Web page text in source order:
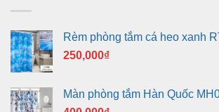
Rèm phòng tắm cá heo xanh
250,000₫
Màn phòng tắm Hàn Quốc